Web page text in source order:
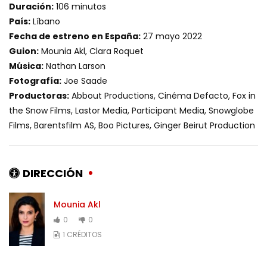
Duración: 106 minutos
País: Líbano
Fecha de estreno en España: 27 mayo 2022
Guion: Mounia Akl, Clara Roquet
Música: Nathan Larson
Fotografía: Joe Saade
Productoras: Abbout Productions, Cinéma Defacto, Fox in
the Snow Films, Lastor Media, Participant Media, Snowglobe
Films, Barentsfilm AS, Boo Pictures, Ginger Beirut Production
DIRECCIÓN
Mounia Akl
0
0
1 CRÉDITOS